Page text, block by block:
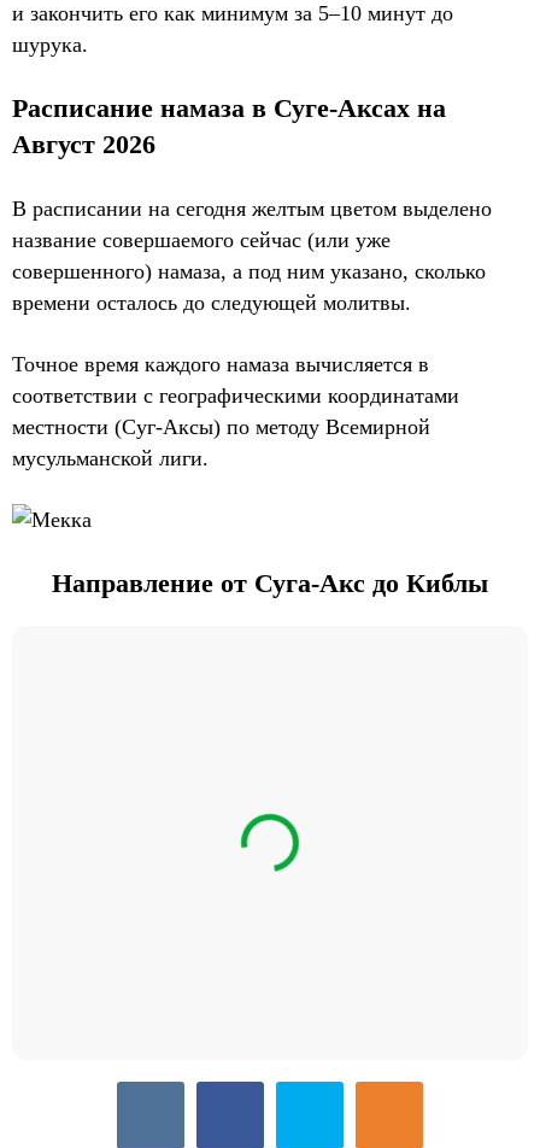
и закончить его как минимум за 5–10 минут до
шурука.
Расписание намаза в Суге-Аксах на
Август 2026
В расписании на сегодня желтым цветом выделено
название совершаемого сейчас (или уже
совершенного) намаза, а под ним указано, сколько
времени осталось до следующей молитвы.
Точное время каждого намаза вычисляется в
соответствии с географическими координатами
местности (Суг-Аксы) по методу Всемирной
мусульманской лиги.
Направление от Суга-Акс до Киблы